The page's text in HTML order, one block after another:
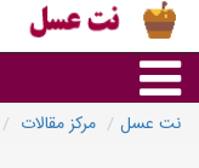
نت عسل مرکز مقالات